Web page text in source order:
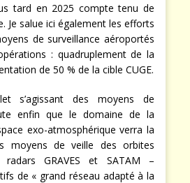
tard en 2025 compte tenu de
Je salue ici également les efforts
de surveillance aéroportés
: quadruplement de la
de 50 % de la cible CUGE.
s’agissant des moyens de
enfin que le domaine de la
exo-atmosphérique verra la
moyens de veille des orbites
GRAVES et SATAM –
de « grand réseau adapté à la